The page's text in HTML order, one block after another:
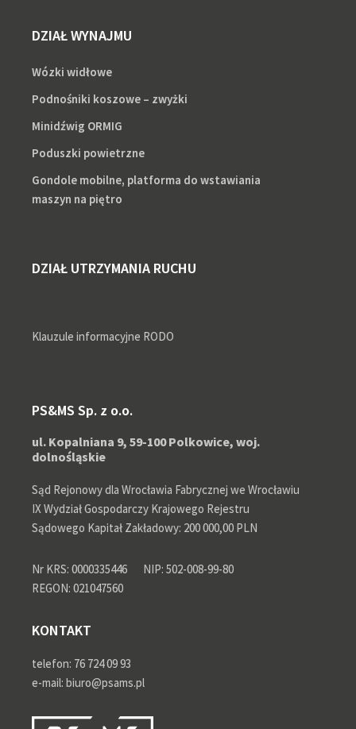
DZIAŁ WYNAJMU
Wózki widłowe
Podnośniki koszowe – zwyżki
Minidźwig ORMIG
Poduszki powietrzne
Gondole mobilne, platforma do wstawiania
maszyn na piętro
DZIAŁ UTRZYMANIA RUCHU
Klauzule informacyjne RODO
PS&MS Sp. z o.o.
ul. Kopalniana 9, 59-100 Polkowice, woj.
dolnośląskie
Sąd Rejonowy dla Wrocławia Fabrycznej we Wrocławiu
IX Wydział Gospodarczy Krajowego Rejestru
Sądowego Kapitał Zakładowy: 200 000,00 PLN
Nr KRS: 0000335446
NIP: 502-008-99-80
REGON: 021047560
KONTAKT
telefon: 76 724 09 93
e-mail: biuro@psams.pl